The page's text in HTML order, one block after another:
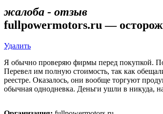
жалоба - отзыв
fullpowermotors.ru —
Удалить
Я обычно проверяю фирмы перед покупкой.
Перевел им полную стоимость, так как
реестре. Оказалось, они вообще торгуют
обычная однодневка. Деньги ушли в никуда,